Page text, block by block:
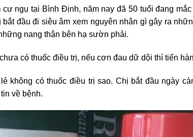
ngụ tại Bình Định, năm nay đã 50 tuổi đang
đầu đi siêu âm xem nguyên nhân gì gây ra
nang thận bên hạ sườn phải.
có thuốc điều trị, nếu cơn đau dữ dội thì tiến
không có thuốc điều trị sao. Chị bắt đầu ngày
về bệnh.